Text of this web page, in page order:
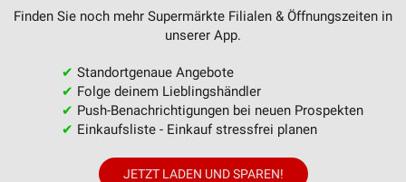
Finden Sie noch mehr Supermärkte Filialen & Öffnungszeiten in
unserer App.
✔ Standortgenaue Angebote
✔ Folge deinem Lieblingshändler
✔ Push-Benachrichtigungen bei neuen Prospekten
✔ Einkaufsliste - Einkauf stressfrei planen
JETZT LADEN UND SPAREN!